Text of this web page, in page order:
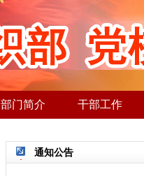
部门简介 干部工作
通知公告